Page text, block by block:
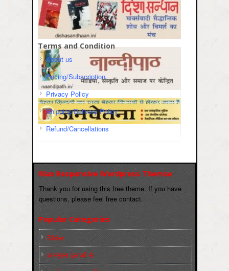
Terms and Condition
About us
Pricing/Subscription
Privacy Policy
Shipping/Delivery Policy
Refund/Cancellations
Max Responsive Wordpress Themse
Thank you for using this free theme. If you have
questions, please feel free contact.
Popular Categories
Slider
कारख़ाना इलाक़ों से